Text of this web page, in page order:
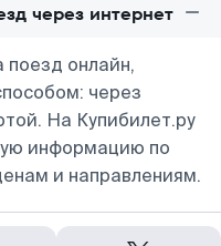
через интернет
поезд онлайн,
через
На Купибилет.ру
информацию по
и направлениям.